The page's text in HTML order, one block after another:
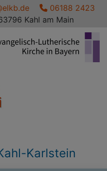
06188 2423
Kahl am Main
Karlstein